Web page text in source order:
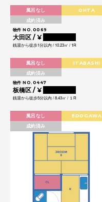
風呂なし
OHTA
成約済み
物件 NO.0069
大田区 / ¥
銭湯から徒歩1分以内 / 10.23㎡ / 1R
風呂なし
ITABASHI
成約済み
物件 NO.0447
板橋区 / ¥
銭湯から徒歩5分以内 / 8.43㎡ / １R
風呂なし
EDOGAWA
成約済み